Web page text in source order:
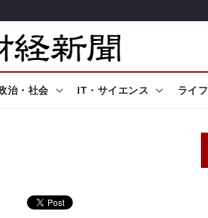
治・社会 IT・サイエンス ライフ